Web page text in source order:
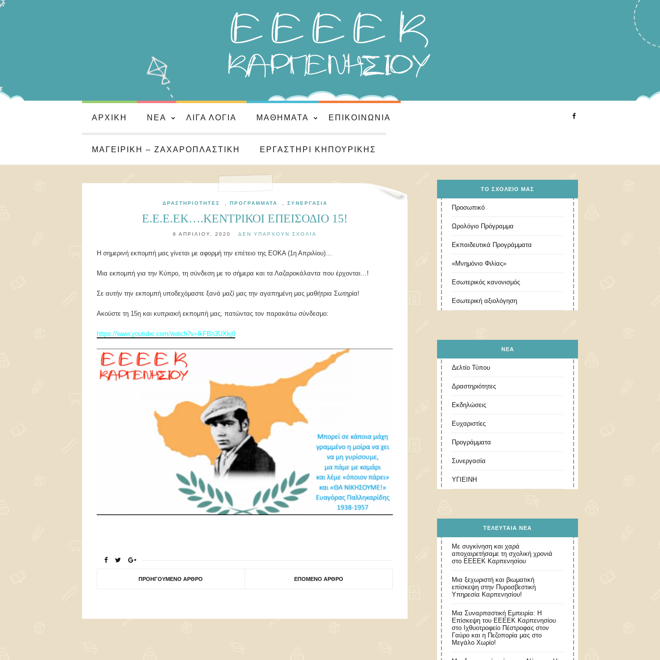
ΑΡΧΙΚΉ ΝΈΑ ΛΊΓΑ ΛΌΓΙΑ ΜΑΘΉΜΑΤΑ ΕΠΙΚΟΙΝΩΝΊΑ
ΜΑΓΕΙΡΙΚΉ – ΖΑΧΑΡΟΠΛΑΣΤΙΚΉ ΕΡΓΑΣΤΉΡΙ ΚΗΠΟΥΡΙΚΉΣ
ΔΡΑΣΤΗΡΙΌΤΗΤΕΣ ΠΡΟΓΡΆΜΜΑΤΑ ΣΥΝΕΡΓΑΣΊΑ
Ε.Ε.Ε.ΕΚ….ΚΕΝΤΡΙΚΟΙ ΕΠΕΙΣΟΔΙΟ 15!
6 ΑΠΡΙΛΊΟΥ, 2020 ΔΕΝ ΥΠΆΡΧΟΥΝ ΣΧΌΛΙΑ
Η σημερινή εκπομπή μας γίνεται με αφορμή την επέτειο της ΕΟΚΑ (1η Απριλίου)…
Μια εκπομπή για την Κύπρο, τη σύνδεση με το σήμερα και τα Λαζαροκάλαντα που έρχονται…!
Σε αυτήν την εκπομπή υποδεχόμαστε ξανά μαζί μας την αγαπημένη μας μαθήτρια Σωτηρία!
Ακούστε τη 15η και κυπριακή εκπομπή μας, πατώντας τον παρακάτω σύνδεσμο:
https://www.youtube.com/watch?v=lkFBn3UXkj0
ΠΡΟΗΓΟΎΜΕΝΟ ΆΡΘΡΟ ΕΠΌΜΕΝΟ ΆΡΘΡΟ
ΤΟ ΣΧΟΛΕΊΟ ΜΑΣ
Προσωπικό
Ωρολόγιο Πρόγραμμα
Εκπαιδευτικά Προγράμματα
«Μνημόνιο Φιλίας»
Εσωτερικός κανονισμός
Εσωτερική αξιολόγηση
ΝΕΑ
Δελτίο Τύπου
Δραστηριότητες
Εκδηλώσεις
Ευχαριστίες
Προγράμματα
Συνεργασία
ΥΓΙΕΙΝΗ
ΤΕΛΕΥΤΑΊΑ ΝΈΑ
Με συγκίνηση και χαρά
αποχαιρετήσαμε τη σχολική χρονιά
στο ΕΕΕΕΚ Καρπενησίου
Μια ξεχωριστή και βιωματική
επίσκεψη στην Πυροσβεστική
Υπηρεσία Καρπενησίου!
Μια Συναρπαστική Εμπειρία: Η
Επίσκεψη του ΕΕΕΕΚ Καρπενησίου
στο Ιχθυοτροφείο Πέστροφας στον
Γαύρο και η Πεζοπορία μας στο
Μεγάλο Χωρίο!